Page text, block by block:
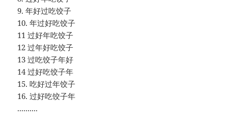
9. 年好过吃饺子
10. 年过好吃饺子
11 过好年吃饺子
12 过年好吃饺子
13 过吃饺子年好
14 过好吃饺子年
15. 吃好过年饺子
16. 过好吃饺子年
..........